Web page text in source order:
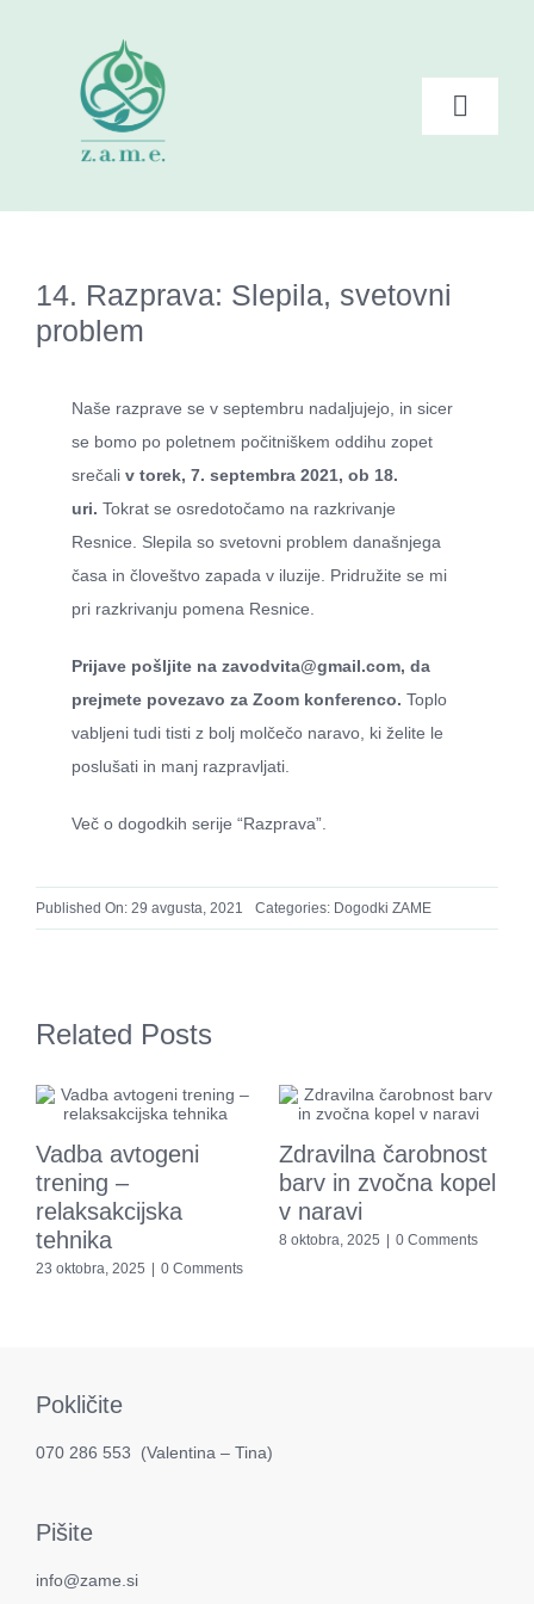
Toggle
Dogodki ZAME
Branje
Posnetki
O ZAME
14. Razprava: Slepila, svetovni
problem
Naše razprave se v septembru nadaljujejo, in sicer
se bomo po poletnem počitniškem oddihu zopet
srečali v torek, 7. septembra 2021, ob 18.
uri. Tokrat se osredotočamo na razkrivanje
Resnice. Slepila so svetovni problem današnjega
časa in človeštvo zapada v iluzije. Pridružite se mi
pri razkrivanju pomena Resnice.
Prijave pošljite na zavodvita@gmail.com, da
prejmete povezavo za Zoom konferenco. Toplo
vabljeni tudi tisti z bolj molčečo naravo, ki želite le
poslušati in manj razpravljati.
Več o dogodkih serije “Razprava”.
Published On: 29 avgusta, 2021 Categories: Dogodki ZAME
Related Posts
Vadba avtogeni
trening –
relaksakcijska
tehnika
23 oktobra, 2025 | 0 Comments
Zdravilna čarobnost
barv in zvočna kopel
v naravi
8 oktobra, 2025 | 0 Comments
Pokličite
070 286 553 (​Valentina – Tina)
Pišite
info@zame.si